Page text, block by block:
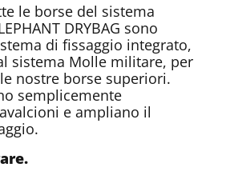
le borse del sistema
DRYBAG sono
di fissaggio integrato,
sistema Molle militare, per
nostre borse superiori.
semplicemente
e ampliano il